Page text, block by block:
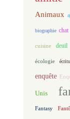
Animaux
biographie chat
cuisine deuil
écologie
enquête
Unis
Fantasy